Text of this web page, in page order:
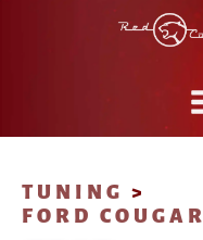
TUNING >
FORD